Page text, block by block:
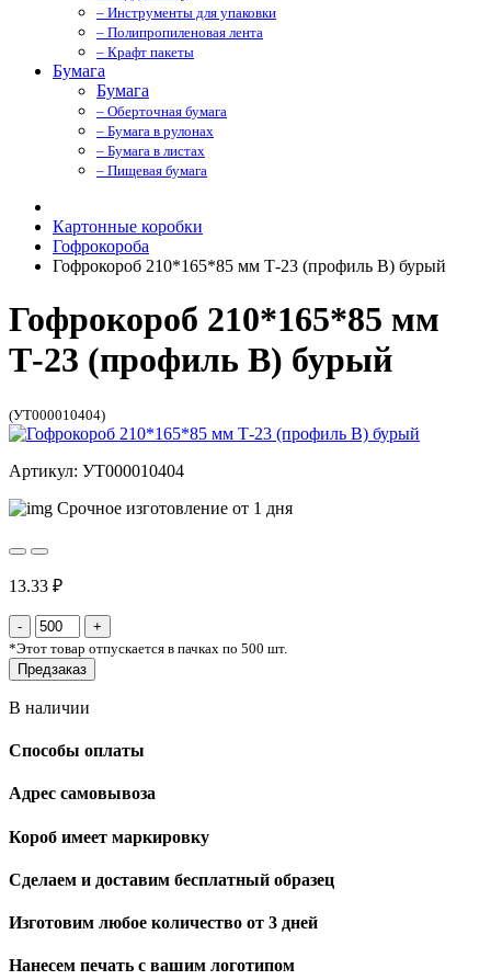
– Инструменты для упаковки
– Полипропиленовая лента
– Крафт пакеты
Бумага
Бумага
– Оберточная бумага
– Бумага в рулонах
– Бумага в листах
– Пищевая бумага
Картонные коробки
Гофрокороба
Гофрокороб 210*165*85 мм Т-23 (профиль B) бурый
Гофрокороб 210*165*85 мм
Т-23 (профиль B) бурый
(УТ000010404)
Артикул: УТ000010404
Срочное изготовление от 1 дня
13.33 ₽
*Этот товар отпускается в пачках по 500 шт.
Предзаказ
В наличии
Способы оплаты
Адрес самовывоза
Короб имеет маркировку
Сделаем и доставим бесплатный образец
Изготовим любое количество от 3 дней
Нанесем печать с вашим логотипом